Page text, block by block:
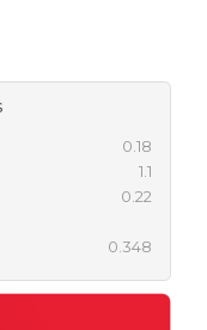
0.18
1.1
0.22
0.348